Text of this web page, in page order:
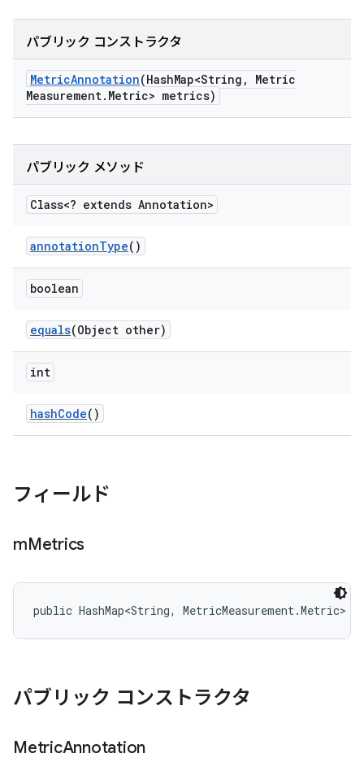
パブリック コンストラクタ
MetricAnnotation(HashMap<String ,
Metric
Measurement. Metric> metrics)
パブリック メソッド
Class<? extends Annotation>
annotationType()
boolean
equals(Object other)
int
hashCode()
フィールド
mMetrics
public HashMap<String, MetricMeasurement.Metric>
パブリック コンストラクタ
MetricAnnotation